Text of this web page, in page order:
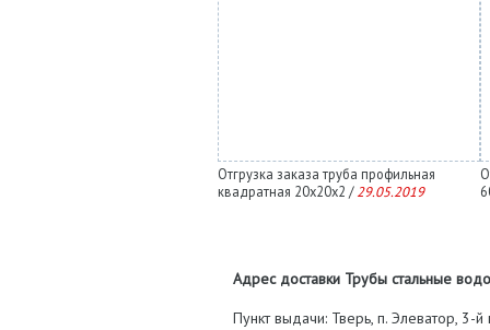
Отгрузка заказа труба профильная
квадратная 20х20х2 / 29.05.2019
Адрес доставки Трубы стальные
Пункт выдачи: Тверь, п. Элеватор, 3-й